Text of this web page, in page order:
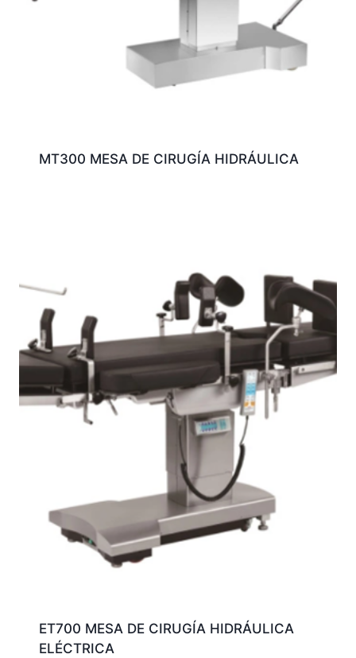
MT300 MESA DE CIRUGÍA HIDRÁULICA
ET700 MESA DE CIRUGÍA HIDRÁULICA
ELÉCTRICA